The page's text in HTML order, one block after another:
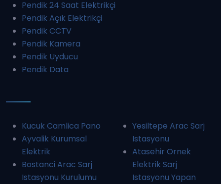
Pendik 24 Saat Elektrikçi
Pendik Açık Elektrikçi
Pendik CCTV
Pendik Kamera
Pendik Uyducu
Pendik Data
Kucuk Camlica Pano
Ayvalik Kurumsal
Elektrik
Bostanci Arac Sarj
Istasyonu Kurulumu
Yesiltepe Arac Sarj
Istasyonu
Atasehir Ornek
Elektrik Sarj
Istasyonu Yapan